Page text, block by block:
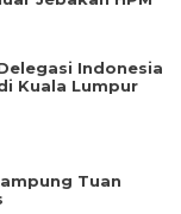
Indonesia
Kuala Lumpur
Tuan